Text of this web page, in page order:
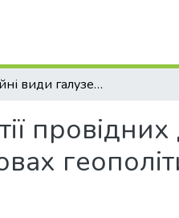
Інноваційні види галузевої дипломатії провідних держав світу та України: спортивна дипломатія в умовах геополітичних змін ххі століття